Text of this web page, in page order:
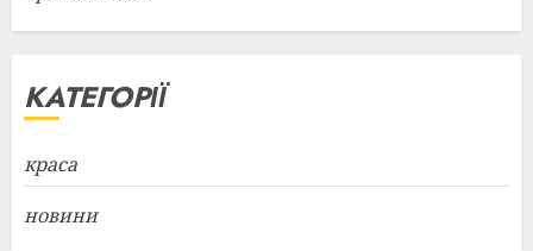
КАТЕГОРІЇ
краса
новини